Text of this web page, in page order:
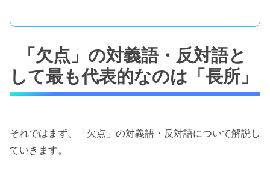
「欠点」の対義語・反対語と
して最も代表的なのは「長所」
それではまず、「欠点」の対義語・反対語について解説し
ていきます。